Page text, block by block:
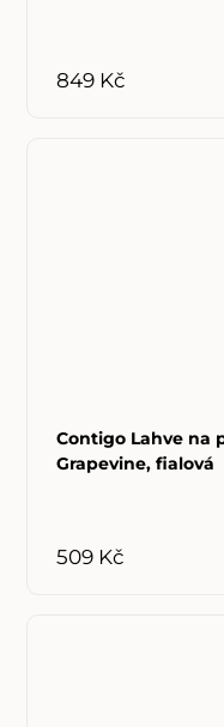
849 Kč
Contigo Lahve na
Grapevine, fialová
509 Kč